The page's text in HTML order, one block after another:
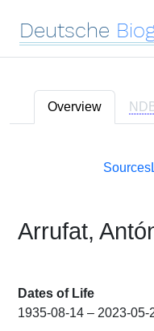
Deutsche
Overview
Sources
Arrufat,
Dates of Life
1935-08-14 – 2023-05-